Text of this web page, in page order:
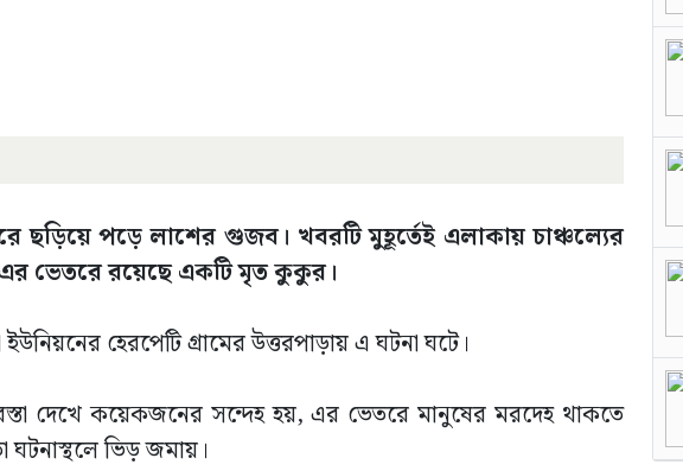
ছড়িয়ে পড়ে লাশের গুজব। খবরটি মুহূর্তেই এলাকায় চাঞ্চল্যের
এর ভেতরে রয়েছে একটি মৃত কুকুর।
হেরপেটি গ্রামের উত্তরপাড়ায় এ ঘটনা ঘটে।
দেখে কয়েকজনের সন্দেহ হয়, এর ভেতরে মানুষের মরদেহ থাকতে
ভিড় জমায়।